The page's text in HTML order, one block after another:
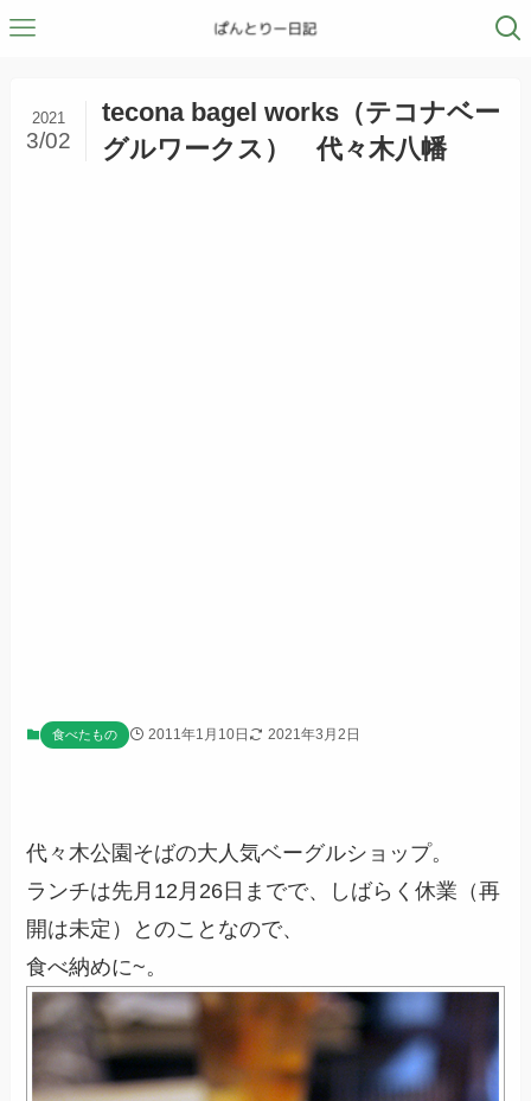
tecona bagel works（テコナベー
グルワークス） 代々木八幡
2021
3/02
食べたもの 2011年1月10日 2021年3月2日
代々木公園そばの大人気ベーグルショップ。
ランチは先月12月26日までで、しばらく休業（再
開は未定）とのことなので、
食べ納めに~。